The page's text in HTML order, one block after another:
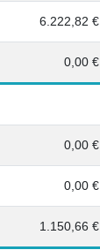
6.222,82 €
0,00 €
0,00 €
0,00 €
1.150,66 €